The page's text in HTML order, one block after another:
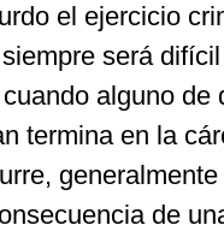
el ejercicio
será
alguno de
termina en la
de